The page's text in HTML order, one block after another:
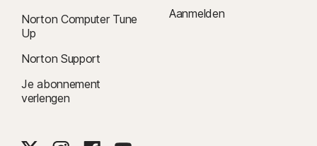
Norton Computer Tune
Up
Norton Support
Je abonnement
verlengen
Aanmelden